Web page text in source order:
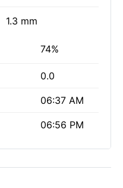
1.3 mm
74%
0.0
06:37 AM
06:56 PM